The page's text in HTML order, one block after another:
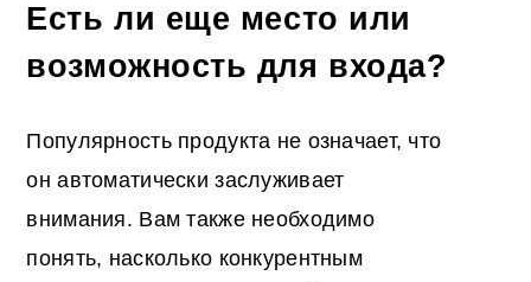
Есть ли еще место или
возможность для входа?
Популярность продукта не означает, что
он автоматически заслуживает
внимания. Вам также необходимо
понять, насколько конкурентным